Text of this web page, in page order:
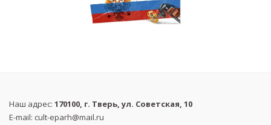
Наш адрес: 170100, г. Тверь, ул. Советская, 10
E-mail: cult-eparh@mail.ru